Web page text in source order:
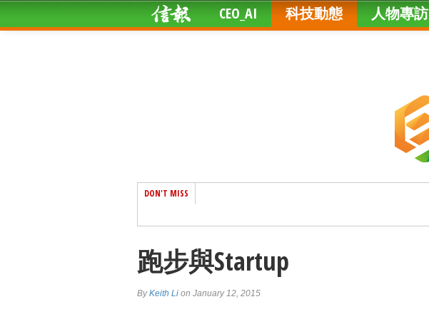
CEO_AI 科技動態 人物專訪
DON'T MISS
跑步與Startup
ByKeith Li on January 12, 2015